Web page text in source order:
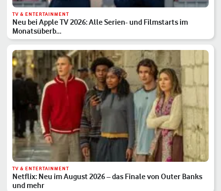
TV & ENTERTAINMENT
Neu bei Apple TV 2026: Alle Serien- und Filmstarts im
Monatsüberb…
TV & ENTERTAINMENT
Netflix: Neu im August 2026 – das Finale von Outer Banks
und mehr